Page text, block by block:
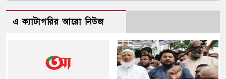
এ ক্যাটাগরির আরো নিউজ